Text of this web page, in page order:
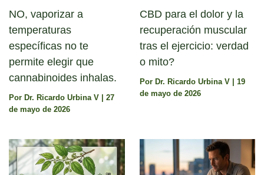
NO, vaporizar a
temperaturas
específicas no te
permite elegir que
cannabinoides inhalas.
Por Dr. Ricardo Urbina V
27
de mayo de 2026
CBD para el dolor y la
recuperación muscular
tras el ejercicio: verdad
o mito?
Por Dr. Ricardo Urbina V
19
de mayo de 2026